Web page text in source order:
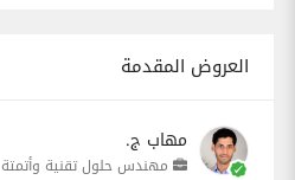
العروض المقدمة
مهاب ج.
مهندس حلول تقنية وأتمتة